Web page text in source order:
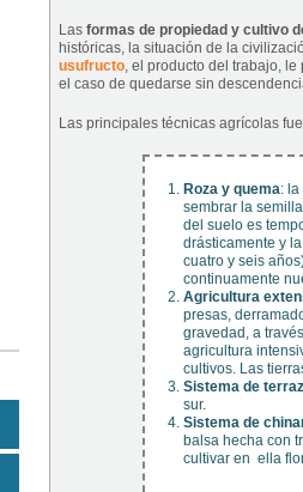
Lasformas de propiedad y cultivo
históricas, la situación de la
usufructo , el producto del trabajo,
el caso de quedarse sin
Las principales técnicas agrícolas
Roza y quema:
sembrar la
del suelo es
drásticamente y
cuatro y seis
continuamente
Agricultura
presas,
gravedad, a
agricultura
cultivos. Las
Sistema de
sur.
Sistema de
balsa hecha con
cultivar en ella